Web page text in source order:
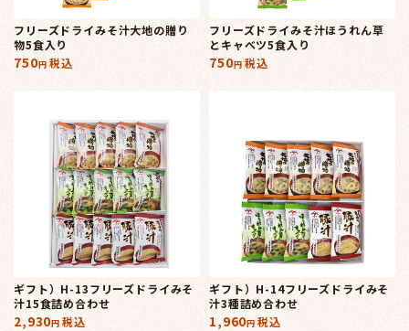
フリーズドライみそ汁大地の贈り
物5食入り
750 税込
フリーズドライみそ汁ほうれん草
とキャベツ5食入り
750 税込
ギフト）H-13フリーズドライみそ
汁15食詰め合わせ
2,930 税込
ギフト）H-14フリーズドライみそ
汁3種詰め合わせ
1,960 税込